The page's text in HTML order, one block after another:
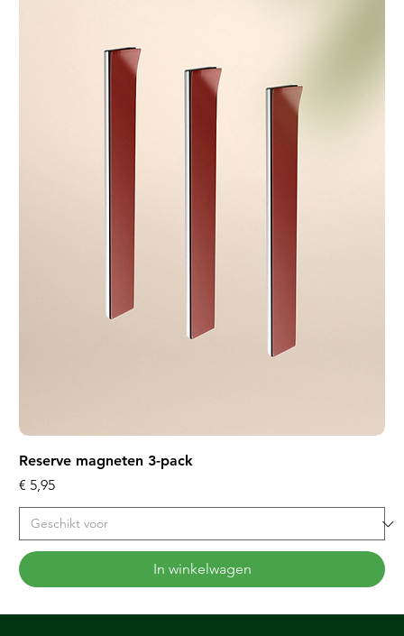
Reserve magneten 3-pack
Prijs
€ 5,95
In winkelwagen